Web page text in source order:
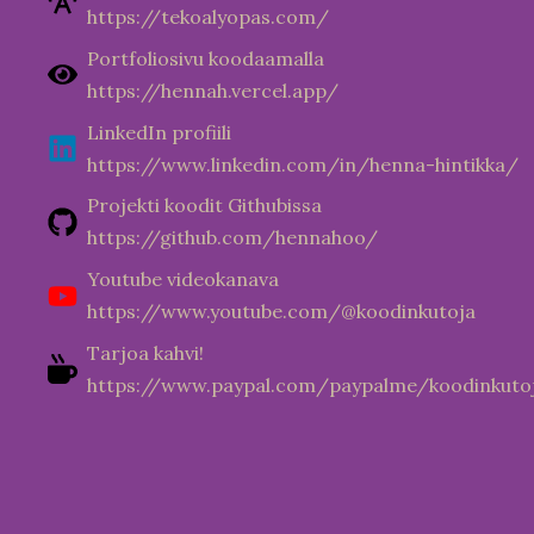
https://tekoalyopas.com/
Portfoliosivu koodaamalla
https://hennah.vercel.app/
LinkedIn profiili
https://www.linkedin.com/in/henna-hintikka/
Projekti koodit Githubissa
https://github.com/hennahoo/
Youtube videokanava
https://www.youtube.com/@koodinkutoja
Tarjoa kahvi!
https://www.paypal.com/paypalme/